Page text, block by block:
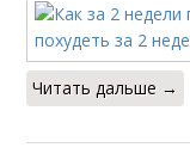
Читать дальше →